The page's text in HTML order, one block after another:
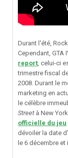
Durant l'été,
Cependant, GTA
report, celui-ci
trimestre fiscal
2008. Durant le
marketing en
le célèbre
Street à New
officielle du jeu
dévoiler la date
le 6 décembre et